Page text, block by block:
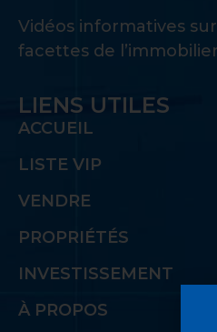
Vidéos informatives
facettes de l’immobilier
LIENS UTILES
ACCUEIL
LISTE VIP
VENDRE
PROPRIÉTÉS
INVESTISSEMENT
À PROPOS